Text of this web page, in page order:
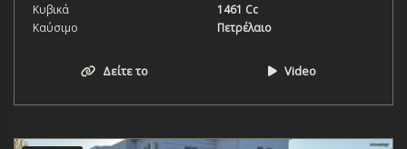
Κυβικά
1461 Cc
Καύσιμο
Πετρέλαιο
Δείτε το Video